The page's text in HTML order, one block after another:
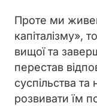
Проте ми
капіталізму»,
вищої та
перестав
суспільства
розвивати їм